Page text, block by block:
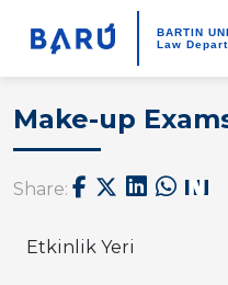
BARTIN
Law
Make-up
Share:
Etkinlik Yeri